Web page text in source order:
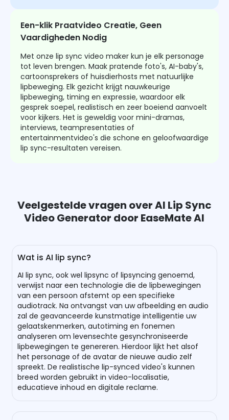
Een-klik Praatvideo Creatie, Geen
Vaardigheden Nodig
Met onze lip sync video maker kun je elk personage
tot leven brengen. Maak pratende foto's, AI-baby's,
cartoonsprekers of huisdierhosts met natuurlijke
lipbeweging. Elk gezicht krijgt nauwkeurige
lipbeweging, timing en expressie, waardoor elk
gesprek soepel, realistisch en zeer boeiend aanvoelt
voor kijkers. Het is geweldig voor mini-dramas,
interviews, teampresentaties of
entertainmentvideo's die schone en geloofwaardige
lip sync-resultaten vereisen.
Veelgestelde vragen over AI Lip Sync
Video Generator door EaseMate AI
Wat is AI lip sync?
AI lip sync, ook wel lipsync of lipsyncing genoemd,
verwijst naar een technologie die de lipbewegingen
van een persoon afstemt op een specifieke
audiotrack. Na ontvangst van uw afbeelding en audio
zal de geavanceerde kunstmatige intelligentie uw
gelaatskenmerken, autotiming en fonemen
analyseren om levensechte gesynchroniseerde
lipbewegingen te genereren. Hierdoor lijkt het alsof
het personage of de avatar de nieuwe audio zelf
spreekt. De realistische lip-synced video's kunnen
breed worden gebruikt in video-localisatie,
educatieve inhoud en digitale reclame.